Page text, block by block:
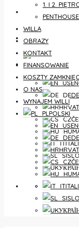
WYNAJEM
ULUBIONE 0
1. I 2.
WILLA
OBRAZY
KONTAKT
FINANSOWANIE
KOSZTY
O NAS
WYNAJEM WILLI
POLSKI